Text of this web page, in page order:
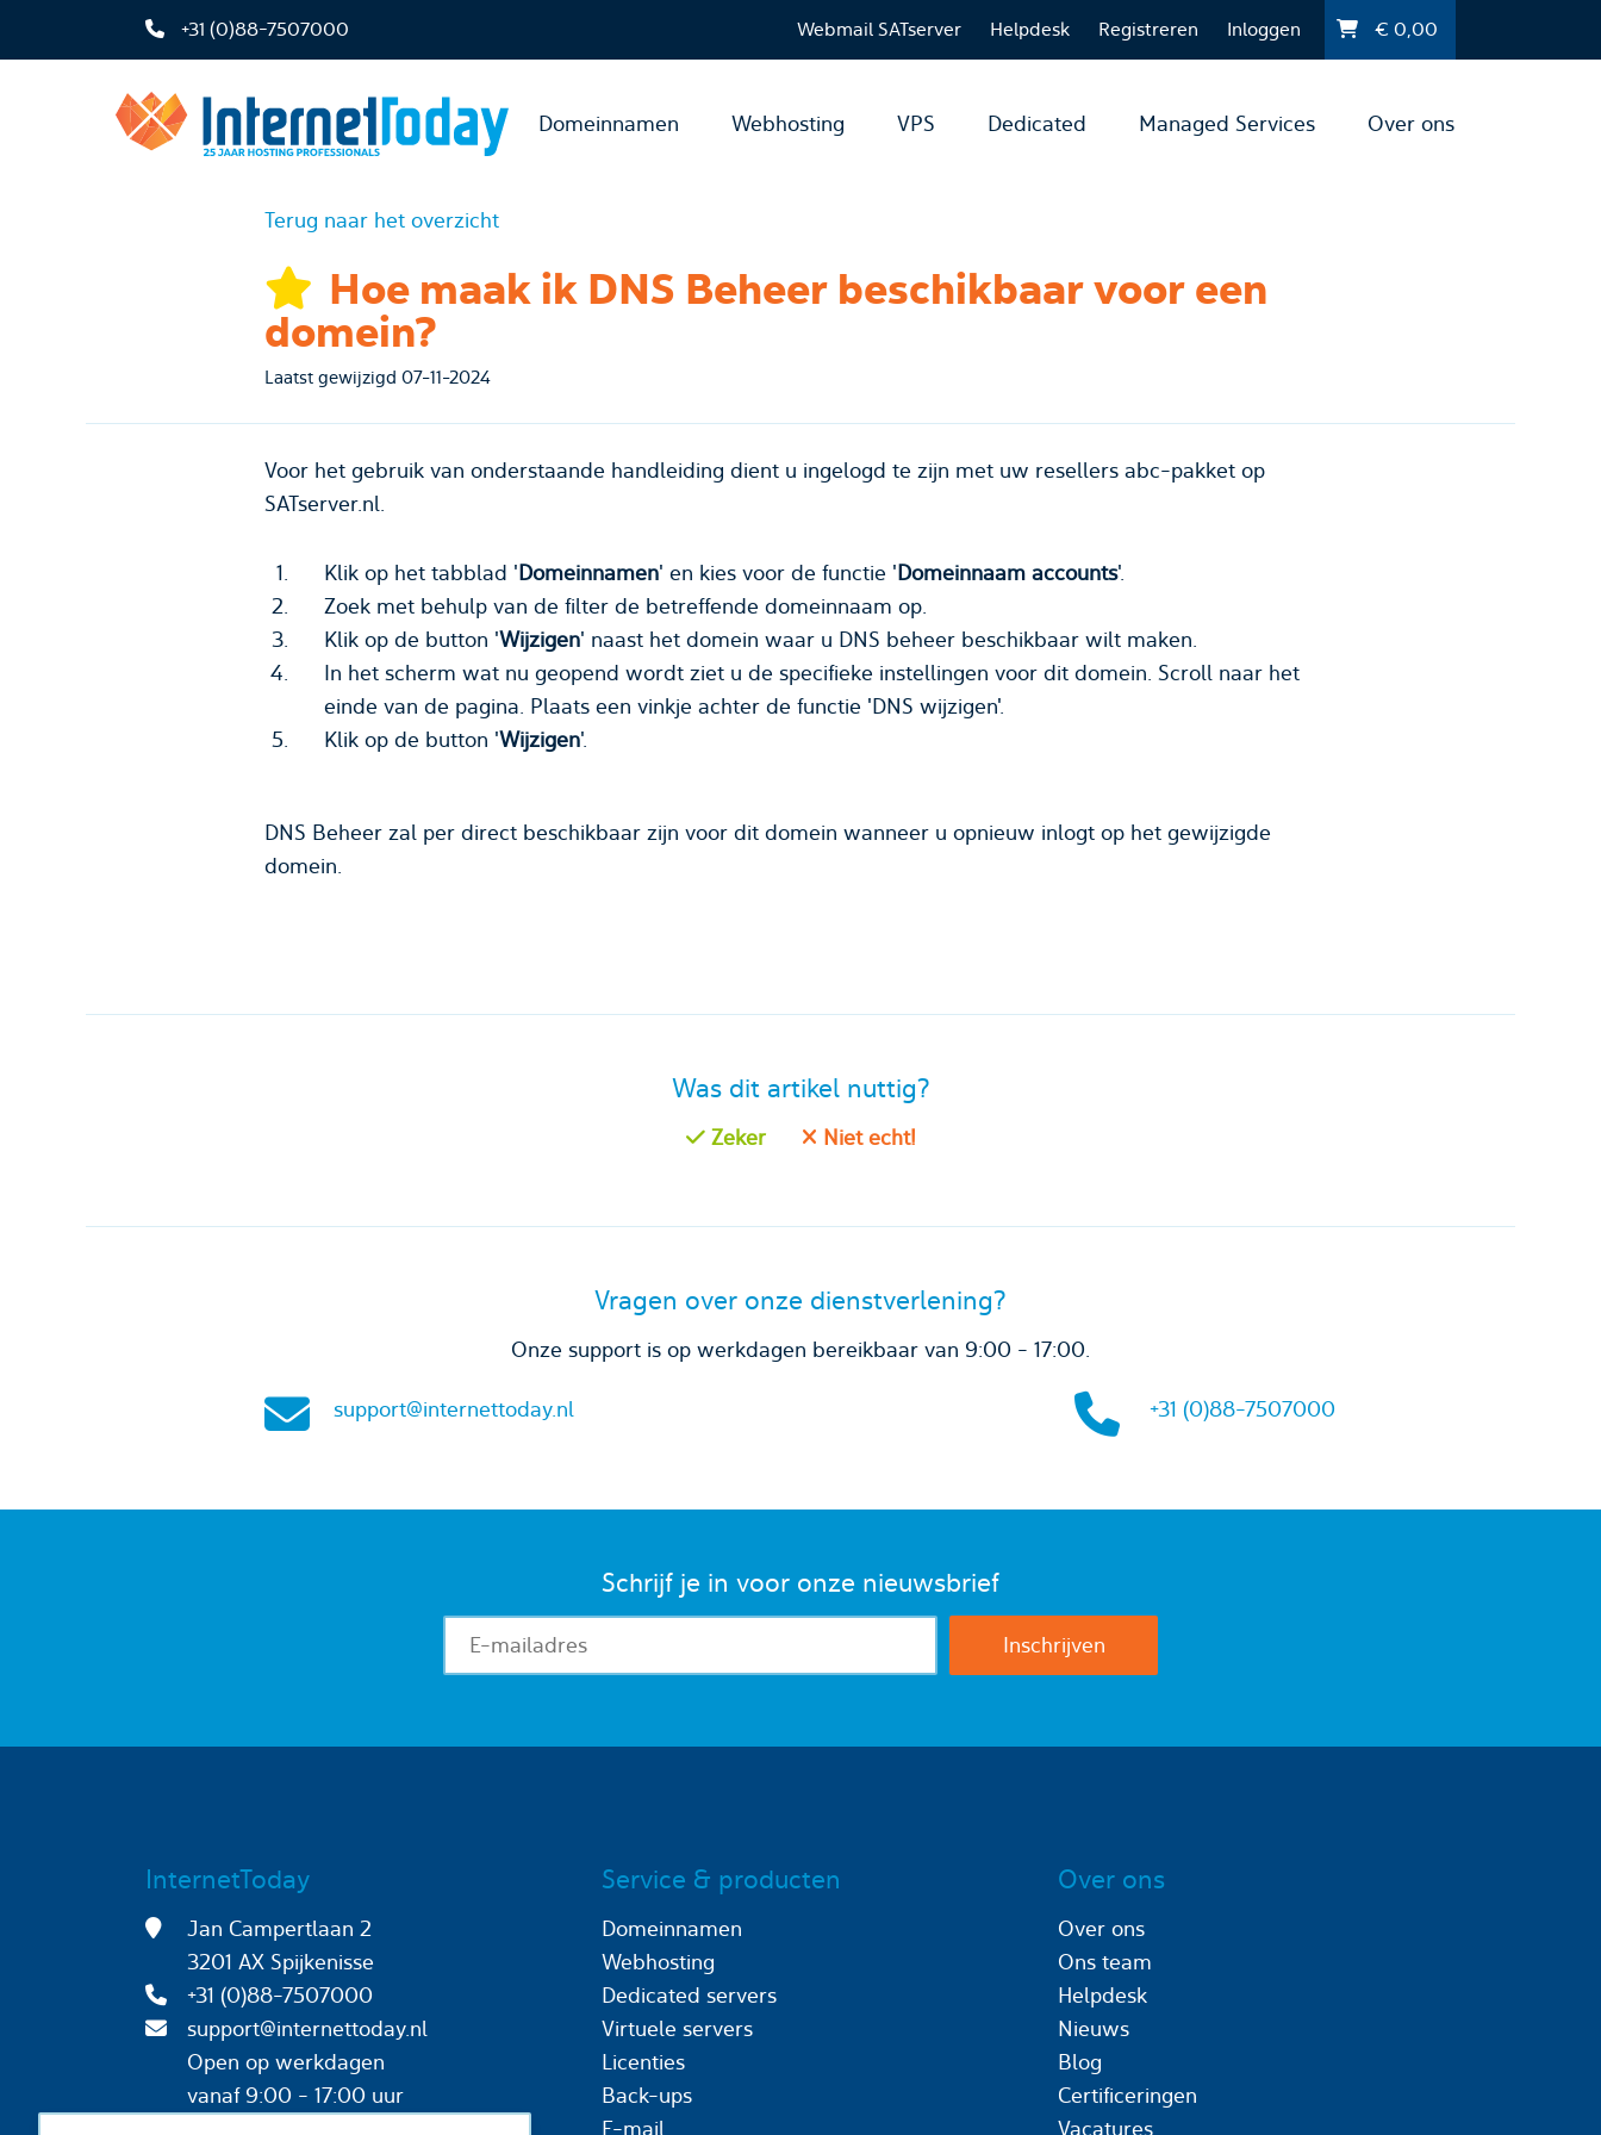
+31 (0)88-7507000 Webmail SATserver Helpdesk Registreren Inloggen €0,00
Domeinnamen Webhosting VPS Dedicated Managed Services Over ons
Terug naar het overzicht
domein?
Laatst gewijzigd 07-11-2024
Voor het gebruik van onderstaande handleiding dient u ingelogd te zijn met uw resellers abc-pakket op
SATserver.nl.
Klik op het tabblad 'Domeinnamen' en kies voor de functie 'Domeinnaam accounts'.
Zoek met behulp van de filter de betreffende domeinnaam op.
Klik op de button 'Wijzigen' naast het domein waar u DNS beheer beschikbaar wilt maken.
In het scherm wat nu geopend wordt ziet u de specifieke instellingen voor dit domein . Scroll naar het
einde van de pagina. Plaats een vinkje achter de functie 'DNS wijzigen'.
Klik op de button 'Wijzigen'.
DNS Beheer zal per direct beschikbaar zijn voor dit domein wanneer u opnieuw inlogt op het gewijzigde
domein.
Was dit artikel nuttig?
Zeker Niet echt!
Vragen over onze dienstverlening?
Onze support is op werkdagen bereikbaar van 9:00 - 17:00.
support@internettoday.nl +31 (0)88-7507000
Schrijf je in voor onze nieuwsbrief
InternetToday
Jan Campertlaan 2
3201 AX Spijkenisse
+31 (0)88-7507000
support@internettoday.nl
Open op werkdagen
vanaf 9:00 - 17:00 uur
Service & producten
Domeinnamen
Webhosting
Dedicated servers
Virtuele servers
Licenties
Back-ups
E-mail
Over ons
Over ons
Ons team
Helpdesk
Nieuws
Blog
Certificeringen
Vacatures